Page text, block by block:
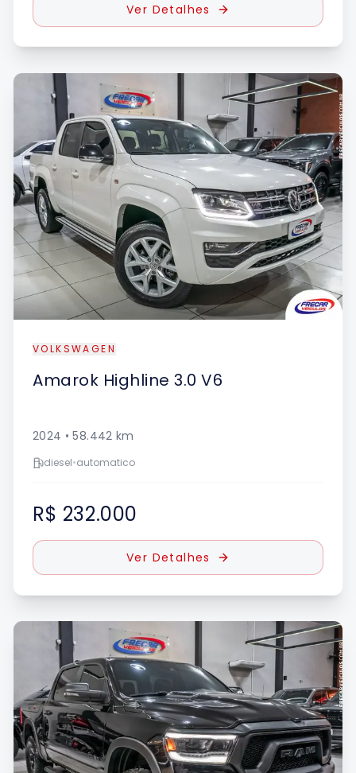
Ver Detalhes
VOLKSWAGEN
Amarok Highline 3.0 V6
2024 •58.442 km
diesel•automatico
R$ 232.000
Ver Detalhes